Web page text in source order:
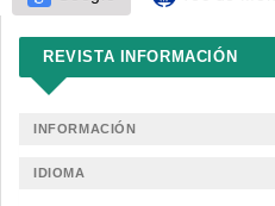
REVISTA INFORMACIÓN
INFORMACIÓN
IDIOMA